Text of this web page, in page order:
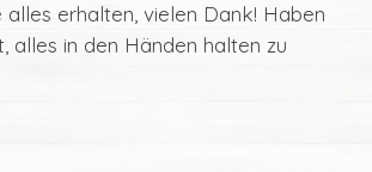
alles erhalten, vielen Dank! Haben
alles in den Händen halten zu